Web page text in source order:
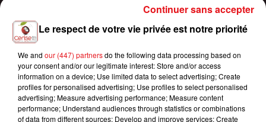
Le respect de votre vie privée est notre priorité
We and our (447) partnersdo the following data processing based on
your consent and/or our legitimate interest: Store and/or access
information on a device; Use limited data to select advertising; Create
profiles for personalised advertising; Use profiles to select personalised
advertising; Measure advertising performance; Measure content
performance; Understand audiences through statistics or combinations
of data from different sources; Develop and improve services; Create
Continuer sans accepter